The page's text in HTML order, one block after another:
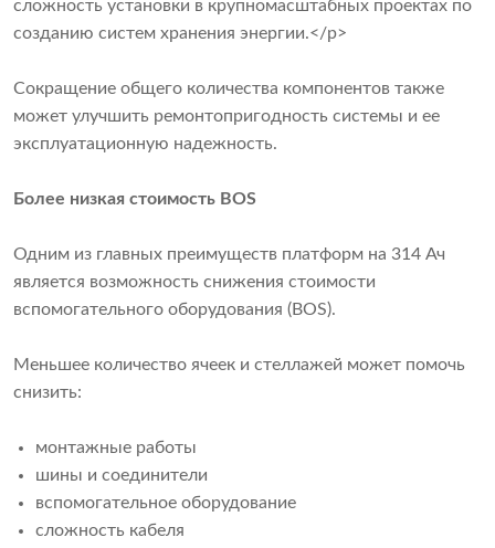
сложность установки в крупномасштабных проектах по
созданию систем хранения энергии.</p>
Сокращение общего количества компонентов также
может улучшить ремонтопригодность системы и ее
эксплуатационную надежность.
Более низкая стоимость BOS
Одним из главных преимуществ платформ на 314 Ач
является возможность снижения стоимости
вспомогательного оборудования (BOS).
Меньшее количество ячеек и стеллажей может помочь
снизить:
монтажные работы
шины и соединители
вспомогательное оборудование
сложность кабеля